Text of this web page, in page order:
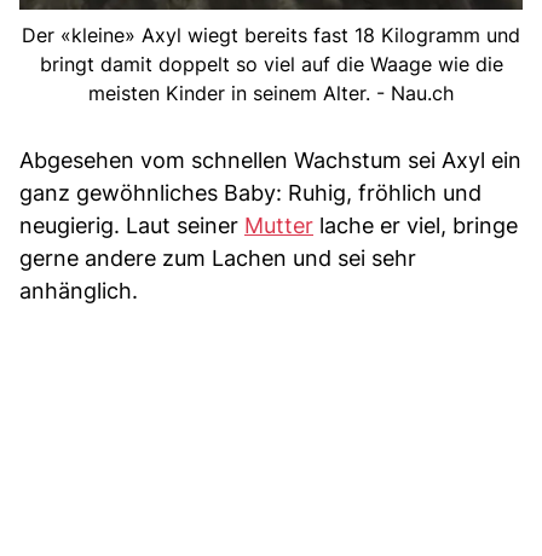
Der «kleine» Axyl wiegt bereits fast 18 Kilogramm und
bringt damit doppelt so viel auf die Waage wie die
meisten Kinder in seinem Alter. - Nau.ch
Abgesehen vom schnellen Wachstum sei Axyl ein
ganz gewöhnliches Baby: Ruhig, fröhlich und
neugierig. Laut seiner Mutter lache er viel, bringe
gerne andere zum Lachen und sei sehr
anhänglich.